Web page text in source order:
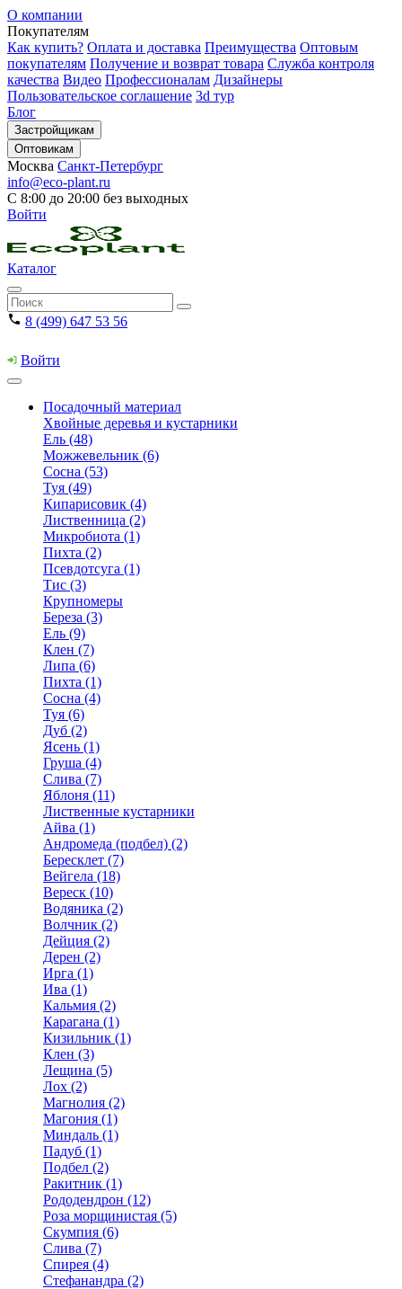
О компании
Покупателям
Как купить? Оплата и доставка Преимущества Оптовым
покупателям Получение и возврат товара Служба контроля
качества Видео Профессионалам Дизайнеры
Пользовательское соглашение 3d тур
Блог
Застройщикам
Оптовикам
Москва Санкт-Петербург
info@eco-plant.ru
С 8:00 до 20:00 без выходных
Войти
Каталог
8 (499) 647 53 56
Войти
Посадочный материал
Хвойные деревья и кустарники
Ель (48)
Можжевельник (6)
Сосна (53)
Туя (49)
Кипарисовик (4)
Лиственница (2)
Микробиота (1)
Пихта (2)
Псевдотсуга (1)
Тис (3)
Крупномеры
Береза (3)
Ель (9)
Клен (7)
Липа (6)
Пихта (1)
Сосна (4)
Туя (6)
Дуб (2)
Ясень (1)
Груша (4)
Слива (7)
Яблоня (11)
Лиственные кустарники
Айва (1)
Андромеда (подбел) (2)
Бересклет (7)
Вейгела (18)
Вереск (10)
Водяника (2)
Волчник (2)
Дейция (2)
Дерен (2)
Ирга (1)
Ива (1)
Кальмия (2)
Карагана (1)
Кизильник (1)
Клен (3)
Лещина (5)
Лох (2)
Магнолия (2)
Магония (1)
Миндаль (1)
Падуб (1)
Подбел (2)
Ракитник (1)
Рододендрон (12)
Роза морщинистая (5)
Скумпия (6)
Слива (7)
Спирея (4)
Стефанандра (2)